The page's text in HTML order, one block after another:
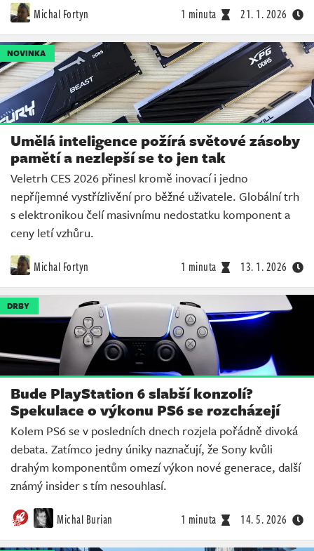
Michal Fortyn 1 minuta 21. 1. 2026
NOVINKA
Umělá inteligence požírá světové zásoby
pamětí a nezlepší se to jen tak
Veletrh CES 2026 přinesl kromě inovací i jedno
nepříjemné vystřízlivění pro běžné uživatele. Globální trh
s elektronikou čelí masivnímu nedostatku komponent a
ceny letí vzhůru.
Michal Fortyn 1 minuta 13. 1. 2026
DRBY
Bude PlayStation 6 slabší konzolí?
Spekulace o výkonu PS6 se rozcházejí
Kolem PS6 se v posledních dnech rozjela pořádně divoká
debata. Zatímco jedny úniky naznačují, že Sony kvůli
drahým komponentům omezí výkon nové generace, další
známý insider s tím nesouhlasí.
Michal Burian 1 minuta 14. 5. 2026